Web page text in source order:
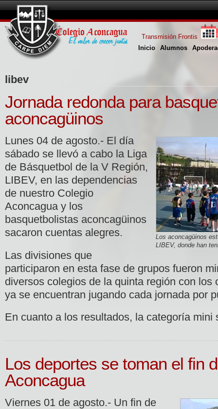
Inicio Alumnos
Transmisión Frontis
libev
Jornada redonda para
aconcagüinos
Los aconcagüinos
LIBEV, donde han
Lunes 04 de agosto.- El día
sábado se llevó a cabo la Liga
de Básquetbol de la V Región,
LIBEV, en las dependencias
de nuestro Colegio
Aconcagua y los
basquetbolistas aconcagüinos
sacaron cuentas alegres.
Las divisiones que
participaron en esta fase de grupos fueron
diversos colegios de la quinta región con los
ya se encuentran jugando cada jornada por
En cuanto a los resultados, la categoría
Los deportes se toman el fin
Aconcagua
Viernes 01 de agosto.- Un fin de